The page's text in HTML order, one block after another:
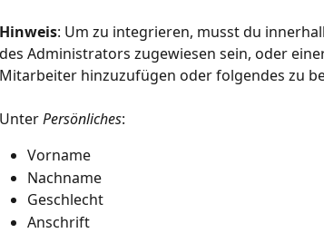
Hinweis: Um zu integrieren, musst du
des Administrators zugewiesen sein, oder
Mitarbeiter hinzuzufügen oder folgendes zu
Unter Persönliches:
Vorname
Nachname
Geschlecht
Anschrift